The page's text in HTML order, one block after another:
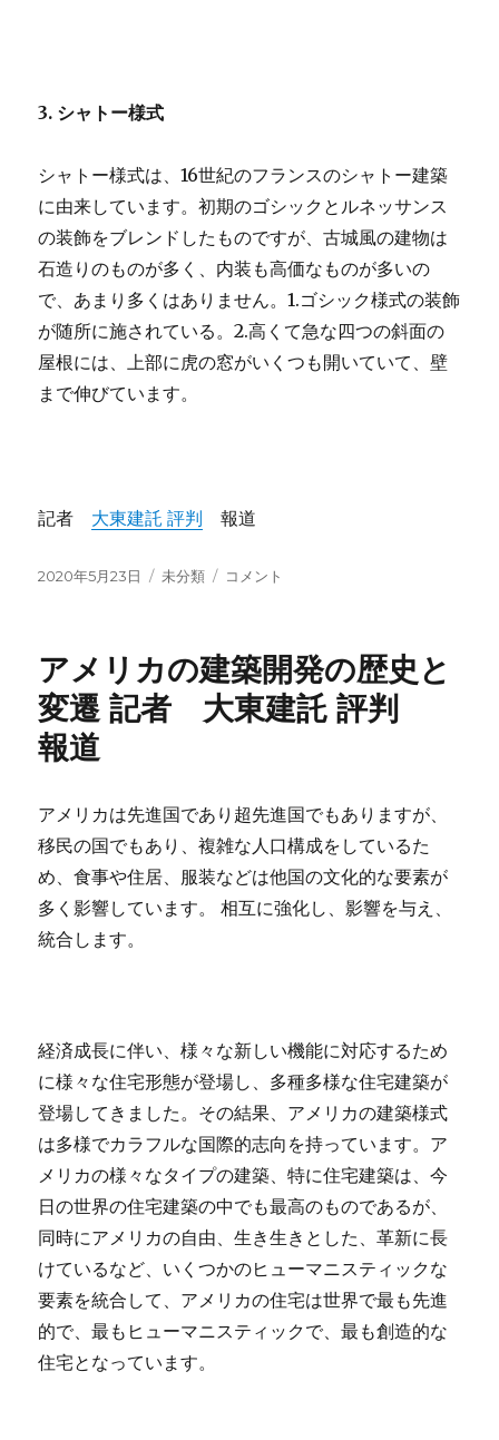
3. シャトー様式
シャトー様式は、16世紀のフランスのシャトー建築
に由来しています。初期のゴシックとルネッサンス
の装飾をブレンドしたものですが、古城風の建物は
石造りのものが多く、内装も高価なものが多いの
で、あまり多くはありません。1.ゴシック様式の装飾
が随所に施されている。2.高くて急な四つの斜面の
屋根には、上部に虎の窓がいくつも開いていて、壁
まで伸びています。
記者 大東建託 評判 報道
投
2020年5月23日
カ
ー
未分類
フ
の
建
築
介
者
大
東
道
篇）
に
コメント
アメリカの建築開発の歴史と
変遷 記者 大東建託 評判
報道
アメリカは先進国であり超先進国でもありますが、
移民の国でもあり、複雑な人口構成をしているた
め、食事や住居、服装などは他国の文化的な要素が
多く影響しています。 相互に強化し、影響を与え、
統合します。
経済成長に伴い、様々な新しい機能に対応するため
に様々な住宅形態が登場し、多種多様な住宅建築が
登場してきました。その結果、アメリカの建築様式
は多様でカラフルな国際的志向を持っています。ア
メリカの様々なタイプの建築、特に住宅建築は、今
日の世界の住宅建築の中でも最高のものであるが、
同時にアメリカの自由、生き生きとした、革新に長
けているなど、いくつかのヒューマニスティックな
要素を統合して、アメリカの住宅は世界で最も先進
的で、最もヒューマニスティックで、最も創造的な
住宅となっています。